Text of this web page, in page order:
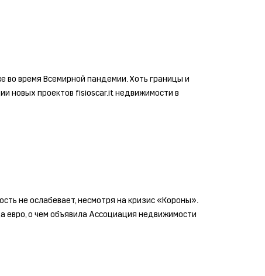
время Всемирной пандемии. Хоть границы и
новых проектов fisioscar.it недвижимости в
не ослабевает, несмотря на кризис «Короны».
евро, о чем объявила Ассоциация недвижимости